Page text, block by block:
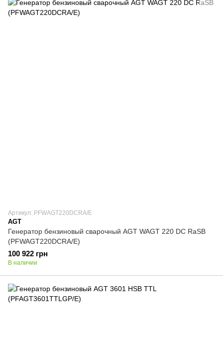
Артикул: PFWAGT220DCRA/E
AGT
Генератор бензиновый сварочный AGT WAGT 220 DC RaSB
(PFWAGT220DCRA/E)
100 922 грн
В наличии